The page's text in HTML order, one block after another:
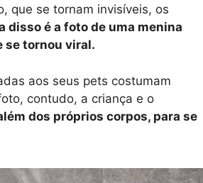
que se tornam invisíveis, os
disso é a foto de uma menina
se tornou viral.
aos seus pets costumam
contudo, a criança e o
dos próprios corpos, para se